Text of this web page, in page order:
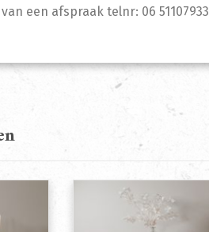
een afspraak telnr: 06 51107933